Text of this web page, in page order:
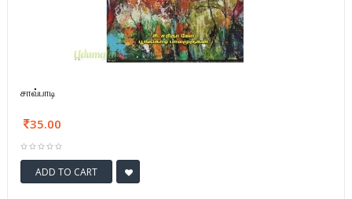
சாவ்பாடி
35.00
ADD TO CART